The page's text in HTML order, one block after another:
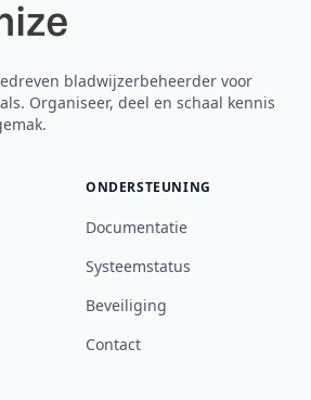
bladwijzerbeheerder voor
Organiseer, deel en schaal kennis
ONDERSTEUNING
Documentatie
Systeemstatus
Beveiliging
Contact